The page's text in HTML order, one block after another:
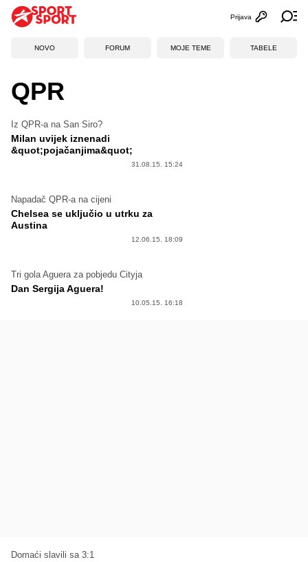
Otvori
Prijava
NOVO FORUM MOJE TEME TABELE
QPR
Iz QPR-a na San Siro?
Milan uvijek iznenadi
&quot;pojačanjima&quot;
31.08.15. 15:24
Napadač QPR-a na cijeni
Chelsea se uključio u utrku za
Austina
12.06.15. 18:09
Tri gola Aguera za pobjedu Cityja
Dan Sergija Aguera!
10.05.15. 16:18
Domaći slavili sa 3:1